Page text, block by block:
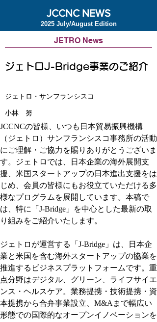
JCCNC NEWS
2025 July/August Edition
JETRO News
ジェトロJ-Bridge事業のご紹介
ジェトロ・サンフランシスコ
小林 努
JCCNCの皆様、いつも日本貿易振興機構
（ジェトロ）サンフランシスコ事務所の活動
にご理解・ご協力を賜りありがとうございま
す。ジェトロでは、日本企業の海外展開支
援、米国スタートアップの日本進出支援をは
じめ、会員の皆様にもお役立ていただける多
様なプログラムを展開しています。本稿で
は、特に「J-Bridge」を中心とした最新の取
り組みをご紹介いたします。
ジェトロが運営する「J-Bridge」は、日本企
業と米国を含む海外スタートアップの協業を
推進するビジネスプラットフォームです。重
点分野はデジタル、グリーン、ライフサイエ
ンス・ヘルスケア。業務提携・技術提携・資
本提携から合弁事業設立、M&Aまで幅広い
形態での国際的なオープンイノベーションを